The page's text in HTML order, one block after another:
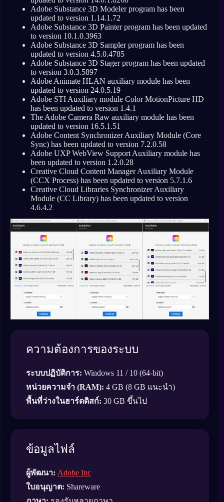
Adobe Substance 3D Modeler program has been
updated to version 1.14.1.72
Adobe Substance 3D Painter program has been updated
to version 10.1.0.3963
Adobe Substance 3D Sampler program has been
updated to version 4.5.0.4785
Adobe Substance 3D Stager program has been updated
to version 3.0.3.5897
Adobe Animate HLAN auxiliary module has been
updated to version 24.0.5.19
Adobe STI Auxiliary module Color MotionPicture HD
has been updated to version 1.4.1
The Adobe Camera Raw auxiliary module has been
updated to version 16.5.1.51
Adobe Content Synchronizer Auxiliary Module (Core
Sync) has been updated to version 7.2.0.58
Adobe UXP WebView Support Auxiliary module has
been updated to version 1.2.0.28
Creative Cloud Content Manager Auxiliary Module
(CCX Process) has been updated to version 5.7.1.6
Creative Cloud Libraries Synchronizer Auxiliary
Module (CC Library) has been updated to version
4.6.4.2
ความต้องการของระบบ
ระบบปฏิบัติการ: Windows 11 / 10 (64-bit)
หน่วยความจำ (RAM): 4 GB (8 GB แนะนำ)
พื้นที่ว่างในฮาร์ดดิสก์: 30 GB ขึ้นไป
ข้อมูลไฟล์
ผู้พัฒนา: Adobe Inc
ใบอนุญาต: Shareware